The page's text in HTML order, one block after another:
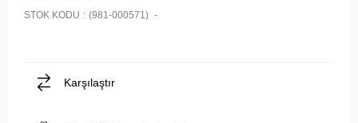
STOK KODU (981-000571)
Karşılaştır